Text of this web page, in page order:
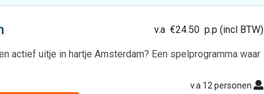
v.a €24.50p.p (incl BTW)
actief uitje in hartje Amsterdam? Een spelprogramma waar
v.a 12 personen